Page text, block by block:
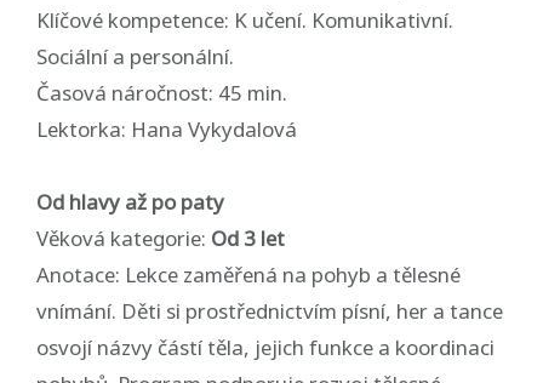
Klíčové kompetence: K učení. Komunikativní.
Sociální a personální.
Časová náročnost: 45 min.
Lektorka: Hana Vykydalová
Od hlavy až po paty
Věková kategorie: Od 3 let
Anotace: Lekce zaměřená na pohyb a tělesné
vnímání. Děti si prostřednictvím písní, her a tance
osvojí názvy částí těla, jejich funkce a koordinaci